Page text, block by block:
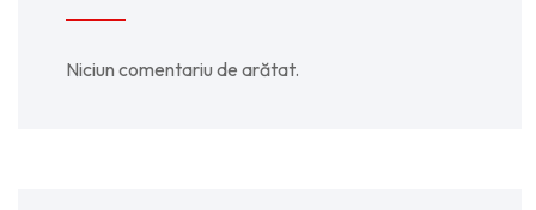
Niciun comentariu de arătat.